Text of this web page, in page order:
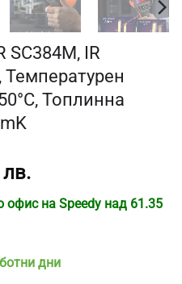
SC384M, IR
Топлинна
офис на Speedy над 61.35
дни